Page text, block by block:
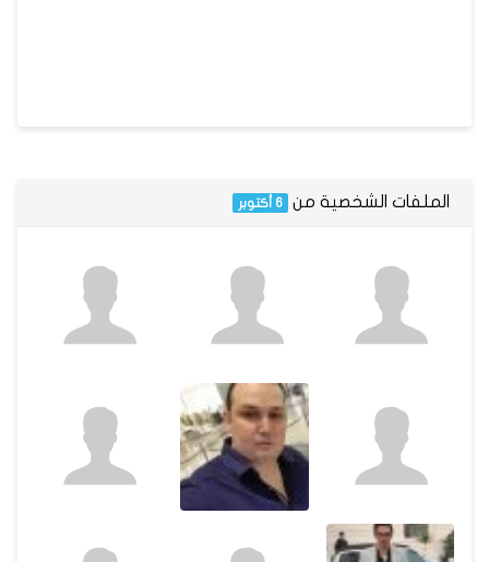
الملفات الشخصية من 6 أكتوبر